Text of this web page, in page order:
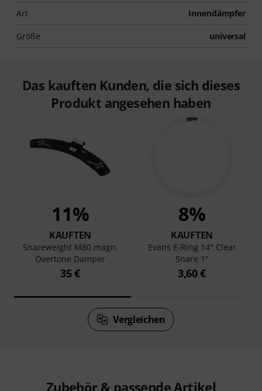
Art Innendämpfer
Größe universal
Das kauften Kunden, die sich dieses
Produkt angesehen haben
11%
KAUFTEN
Snareweight M80 magn.
Overtone Damper
35 €
8%
KAUFTEN
Evans E-Ring 14" Clear
Snare 1"
3,60 €
Vergleichen
Zubehör & passende Artikel